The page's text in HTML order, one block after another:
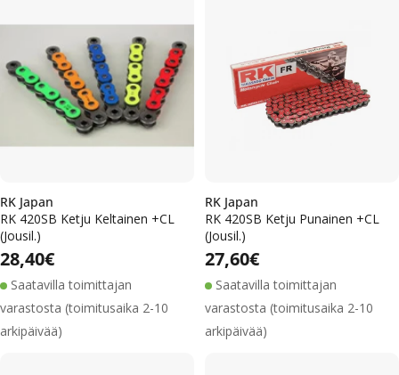
RK Japan
RK 420SB Ketju Keltainen +CL
(Jousil.)
Normaalihinta
28,40€
Saatavilla toimittajan
varastosta (toimitusaika 2-10
arkipäivää)
RK Japan
RK 420SB Ketju Punainen +CL
(Jousil.)
Normaalihinta
27,60€
Saatavilla toimittajan
varastosta (toimitusaika 2-10
arkipäivää)